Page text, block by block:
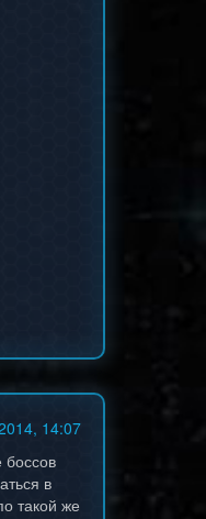
14:07
боссов
в
такой же